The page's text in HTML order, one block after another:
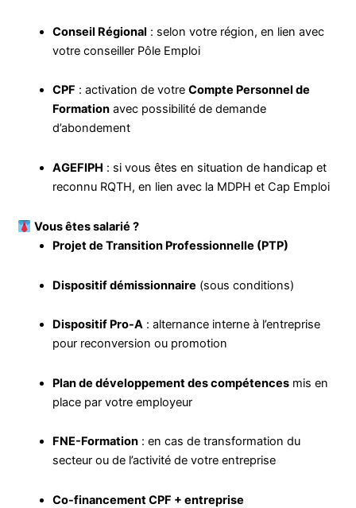
Conseil Régional : selon votre région, en lien avec
votre conseiller Pôle Emploi
CPF : activation de votreCompte Personnel de
Formation avec possibilité de demande
d’abondement
AGEFIPH : si vous êtes en situation de handicap et
reconnu RQTH, en lien avec la MDPH et Cap Emploi
Vous êtes salarié ?
Projet de Transition Professionnelle (PTP)
Dispositif démissionnaire (sous conditions)
Dispositif Pro-A : alternance interne à l’entreprise
pour reconversion ou promotion
Plan de développement des compétences mis en
place par votre employeur
FNE-Formation : en cas de transformation du
secteur ou de l’activité de votre entreprise
Co-financement CPF + entreprise